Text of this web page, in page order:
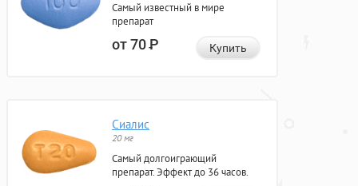
Самый известный в мире
препарат
от 70Р Купить
Сиалис
20 мг
Самый долгоиграющий
препарат. Эффект до 36 часов.